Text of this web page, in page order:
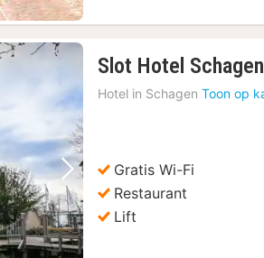
Volgende foto
Slot Hotel Schagen
Hotel in Schagen Toon op
Gratis Wi-Fi
Restaurant
Lift